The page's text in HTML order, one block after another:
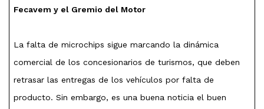
Fecavem y el Gremio del Motor
La falta de microchips sigue marcando la dinámica
comercial de los concesionarios de turismos, que deben
retrasar las entregas de los vehículos por falta de
producto. Sin embargo, es una buena noticia el buen